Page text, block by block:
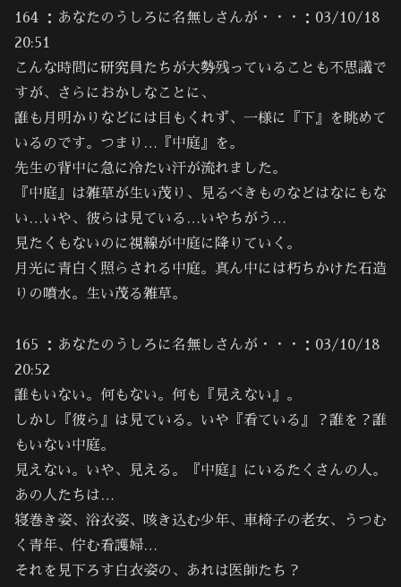
164 ：あなたのうしろに名無しさんが・・・：03/10/18
20:51
こんな時間に研究員たちが大勢残っていることも不思議で
すが、さらにおかしなことに、
誰も月明かりなどには目もくれず、一様に『下』を眺めて
いるのです。つまり…『中庭』を。
先生の背中に急に冷たい汗が流れました。
『中庭』は雑草が生い茂り、見るべきものなどはなにもな
い…いや、彼らは見ている…いやちがう…
見たくもないのに視線が中庭に降りていく。
月光に青白く照らされる中庭。真ん中には朽ちかけた石造
りの噴水。生い茂る雑草。
165 ：あなたのうしろに名無しさんが・・・：03/10/18
20:52
誰もいない。何もない。何も『見えない』。
しかし『彼ら』は見ている。いや『看ている』？誰を？誰
もいない中庭。
見えない。いや、見える。『中庭』にいるたくさんの人。
あの人たちは…
寝巻き姿、浴衣姿、咳き込む少年、車椅子の老女、うつむ
く青年、佇む看護婦…
それを見下ろす白衣姿の、あれは医師たち？